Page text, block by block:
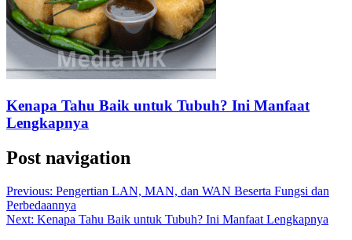
Kenapa Tahu Baik untuk Tubuh? Ini Manfaat
Lengkapnya
Post navigation
Previous: Pengertian LAN, MAN, dan WAN Beserta Fungsi dan
Perbedaannya
Next: Kenapa Tahu Baik untuk Tubuh? Ini Manfaat Lengkapnya